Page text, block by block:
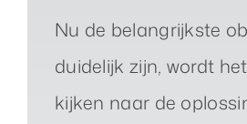
Nu de belangrijkste
duidelijk zijn, wordt
kijken naar de